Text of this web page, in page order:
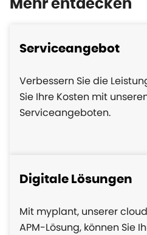
Mehr entdecken
Serviceangebot
Verbessern Sie die
Sie Ihre Kosten mit
Serviceangeboten.
Digitale Lösungen
Mit myplant, unserer
APM-Lösung, können Sie